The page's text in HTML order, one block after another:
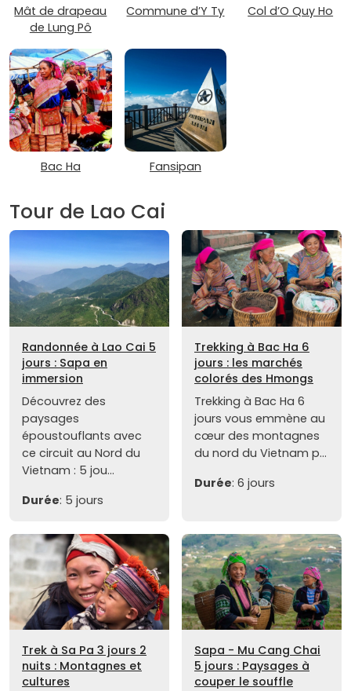
Mât de drapeau
de Lung Pô
Commune d’Y Ty Col d’O Quy Ho
Bac Ha Fansipan
Tour de Lao Cai
Randonnée à Lao Cai 5
jours : Sapa en
immersion
Découvrez des
paysages
époustouflants avec
ce circuit au Nord du
Vietnam : 5 jou...
Durée: 5 jours
Trekking à Bac Ha 6
jours : les marchés
colorés des Hmongs
Trekking à Bac Ha 6
jours vous emmène au
cœur des montagnes
du nord du Vietnam p...
Durée: 6 jours
Trek à Sa Pa 3 jours 2
nuits : Montagnes et
cultures
Sapa - Mu Cang Chai
5 jours : Paysages à
couper le souffle